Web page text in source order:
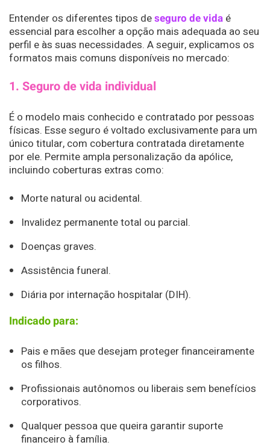
Entender os diferentes tipos deseguro de vida é
essencial para escolher a opção mais adequada ao seu
perfil e às suas necessidades. A seguir, explicamos os
formatos mais comuns disponíveis no mercado:
1. Seguro de vida individual
É o modelo mais conhecido e contratado por pessoas
físicas. Esse seguro é voltado exclusivamente para um
único titular, com cobertura contratada diretamente
por ele. Permite ampla personalização da apólice,
incluindo coberturas extras como:
Morte natural ou acidental.
Invalidez permanente total ou parcial.
Doenças graves.
Assistência funeral.
Diária por internação hospitalar (DIH).
Indicado para:
Pais e mães que desejam proteger financeiramente
os filhos.
Profissionais autônomos ou liberais sem benefícios
corporativos.
Qualquer pessoa que queira garantir suporte
financeiro à família.